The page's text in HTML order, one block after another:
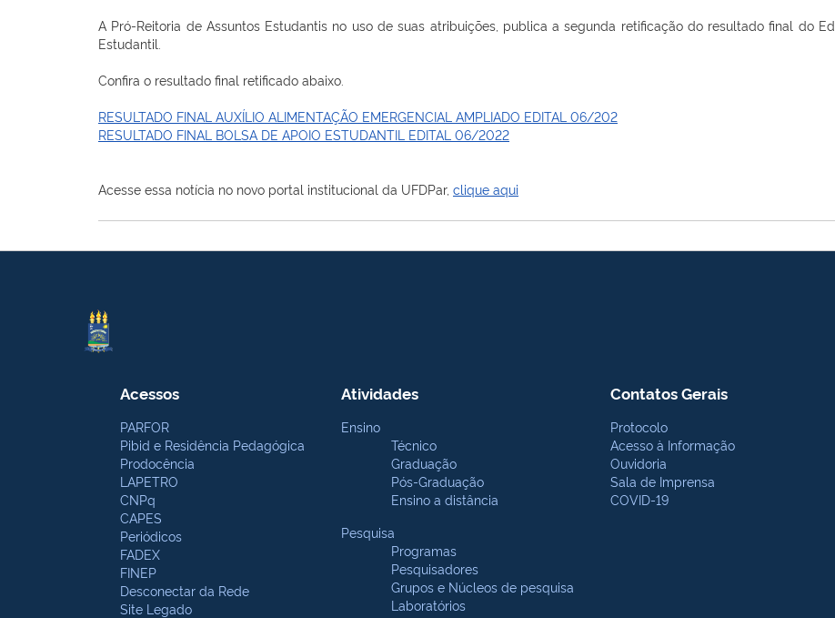
A Pró-Reitoria de Assuntos Estudantis no uso de suas atribuições, publica a segunda retificação do resultado final do
Estudantil.
Confira o resultado final retificado abaixo.
RESULTADO FINAL AUXÍLIO ALIMENTAÇÃO EMERGENCIAL AMPLIADO EDITAL 06/202
RESULTADO FINAL BOLSA DE APOIO ESTUDANTIL EDITAL 06/2022
Acesse essa notícia no novo portal institucional da UFDPar, clique aqui
Acessos
PARFOR
Pibid e Residência Pedagógica
Prodocência
LAPETRO
CNPq
CAPES
Periódicos
FADEX
FINEP
Desconectar da Rede
Site Legado
Atividades
Ensino
Técnico
Graduação
Pós-Graduação
Ensino a distância
Pesquisa
Programas
Pesquisadores
Grupos e Núcleos de pesquisa
Laboratórios
Contatos Gerais
Protocolo
Acesso à Informação
Ouvidoria
Sala de Imprensa
COVID-19